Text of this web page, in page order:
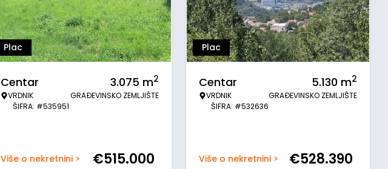
Plac
Centar
VRDNIK
ŠIFRA: #535951
3.075 m2
GRAĐEVINSKO ZEMLJIŠTE
Više o nekretnini > €515.000
Plac
Centar
VRDNIK
ŠIFRA: #532636
5.130 m2
GRAĐEVINSKO ZEMLJIŠTE
Više o nekretnini > €528.390